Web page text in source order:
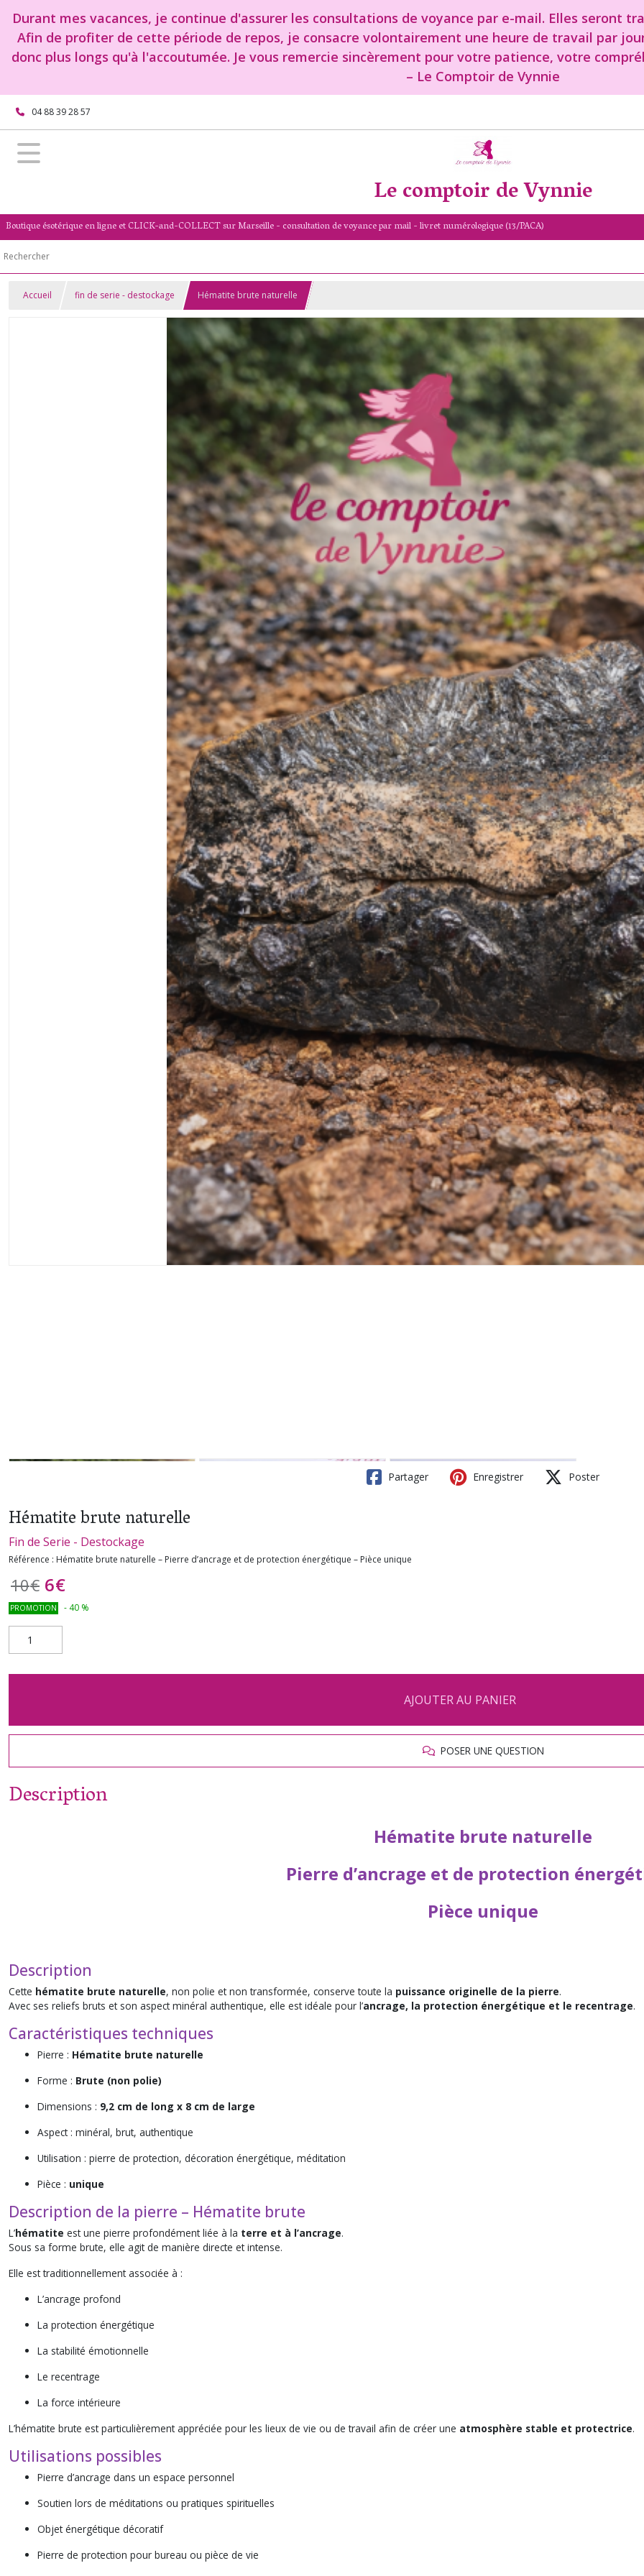
Durant mes vacances, je continue d'assurer les consultations de voyance par e-mail. Elles seront
Afin de profiter de cette période de repos, je consacre volontairement une heure de travail par
donc plus longs qu'à l'accoutumée. Je vous remercie sincèrement pour votre patience, votre
– Le Comptoir de Vynnie
04 88 39 28 57
Le comptoir de Vynnie
Boutique ésotérique en ligne et CLICK-and-COLLECT sur Marseille - consultation de voyance par mail - livret numérologique (13/PACA)
Accueil fin de serie - destockage Hématite brute naturelle
Partager Enregistrer Poster
Hématite brute naturelle
Fin de Serie - Destockage
Référence : Hématite brute naturelle – Pierre d’ancrage et de protection énergétique – Pièce unique
10€ 6€
PROMOTION - 40 %
AJOUTER AU PANIER
POSER UNE QUESTION
Description
Hématite brute naturelle
Pierre d’ancrage et de protection
Pièce unique
Description
Cette hématite brute naturelle, non polie et non transformée, conserve toute la puissance originelle de la pierre.
Avec ses reliefs bruts et son aspect minéral authentique, elle est idéale pour l’ancrage, la protection énergétique et le recentrage.
Caractéristiques techniques
Pierre : Hématite brute naturelle
Forme : Brute (non polie)
Dimensions : 9,2 cm de long x 8 cm de large
Aspect : minéral, brut, authentique
Utilisation : pierre de protection, décoration énergétique, méditation
Pièce : unique
Description de la pierre – Hématite brute
L’hématite est une pierre profondément liée à la terre et à l’ancrage.
Sous sa forme brute, elle agit de manière directe et intense.
Elle est traditionnellement associée à :
L’ancrage profond
La protection énergétique
La stabilité émotionnelle
Le recentrage
La force intérieure
L’hématite brute est particulièrement appréciée pour les lieux de vie ou de travail afin de créer une atmosphère stable et protectrice.
Utilisations possibles
Pierre d’ancrage dans un espace personnel
Soutien lors de méditations ou pratiques spirituelles
Objet énergétique décoratif
Pierre de protection pour bureau ou pièce de vie